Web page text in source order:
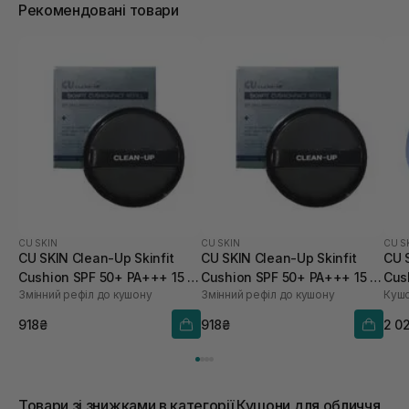
Рекомендовані товари
CU SKIN
CU SKIN Clean-Up Skinfit
Cushion SPF 50+ PA+++ 15 г
21 тон
Змінний рефіл до кушону
918₴
CU SKIN
CU SKIN Clean-Up Skinfit
Cushion SPF 50+ PA+++ 15 г
23 тон
Змінний рефіл до кушону
918₴
CU
CU
2